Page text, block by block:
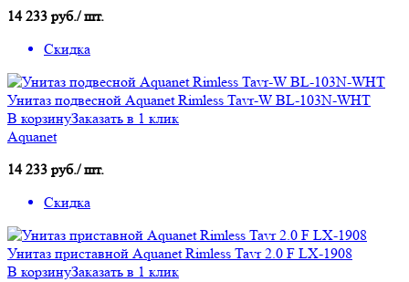
14 233 руб./ шт.
Скидка
Унитаз подвесной Aquanet Rimless Tavr-W BL-103N-WHT
В корзинуЗаказать в 1 клик
Aquanet
14 233 руб./ шт.
Скидка
Унитаз приставной Aquanet Rimless Tavr 2.0 F LX-1908
В корзинуЗаказать в 1 клик